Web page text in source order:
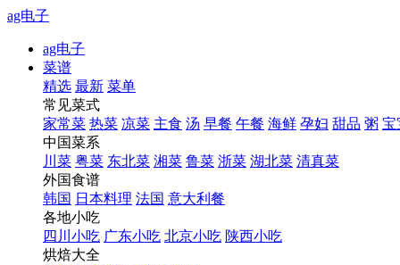
ag电子
ag电子
菜谱
精选 最新 菜单
常见菜式
家常菜 热菜 凉菜 主食 汤 早餐 午餐 海鲜 孕妇 甜品 粥 宝
中国菜系
川菜 粤菜 东北菜 湘菜 鲁菜 浙菜 湖北菜 清真菜
外国食谱
韩国 日本料理 法国 意大利餐
各地小吃
四川小吃 广东小吃 北京小吃 陕西小吃
烘焙大全